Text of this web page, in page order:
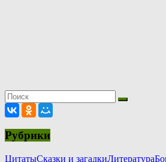
Рубрики
ЦитатыСказки и загадкиЛитература